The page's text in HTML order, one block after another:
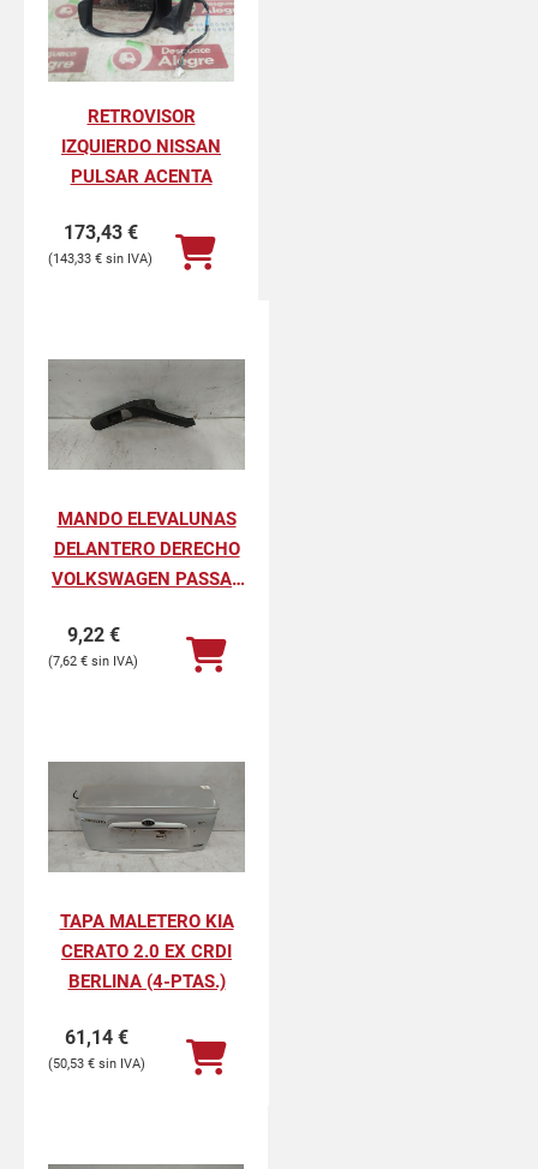
RETROVISOR
IZQUIERDO NISSAN
PULSAR ACENTA
173,43 €
143,33 €
MANDO ELEVALUNAS
DELANTERO DERECHO
VOLKSWAGEN PASSAT
9,22 €
7,62 €
TAPA MALETERO KIA
CERATO 2.0 EX CRDI
BERLINA (4-PTAS.)
61,14 €
50,53 €